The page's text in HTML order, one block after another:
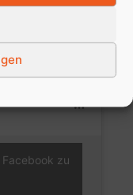
an
mail.
zu